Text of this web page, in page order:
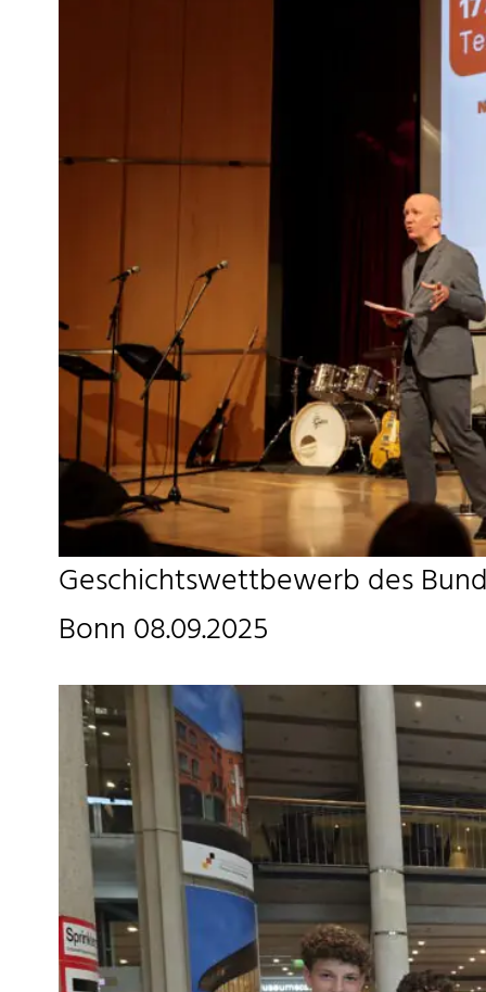
Geschichtswettbewerb des
Bonn 08.09.2025